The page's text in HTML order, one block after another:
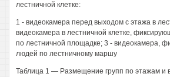
лестничной клетке:
1 - видеокамера перед выходом с этажа в
видеокамера в лестничной клетке,
по лестничной площадке; 3 - видеокамера,
людей по лестничному маршу
Таблица 1 — Размещение групп по этажам и